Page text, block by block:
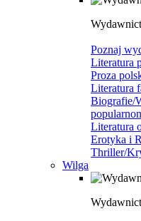
Poznaj
Literatura
Proza
Literatura
Biografie/
Literatura
Erotyka i
Thriller/
Wilga